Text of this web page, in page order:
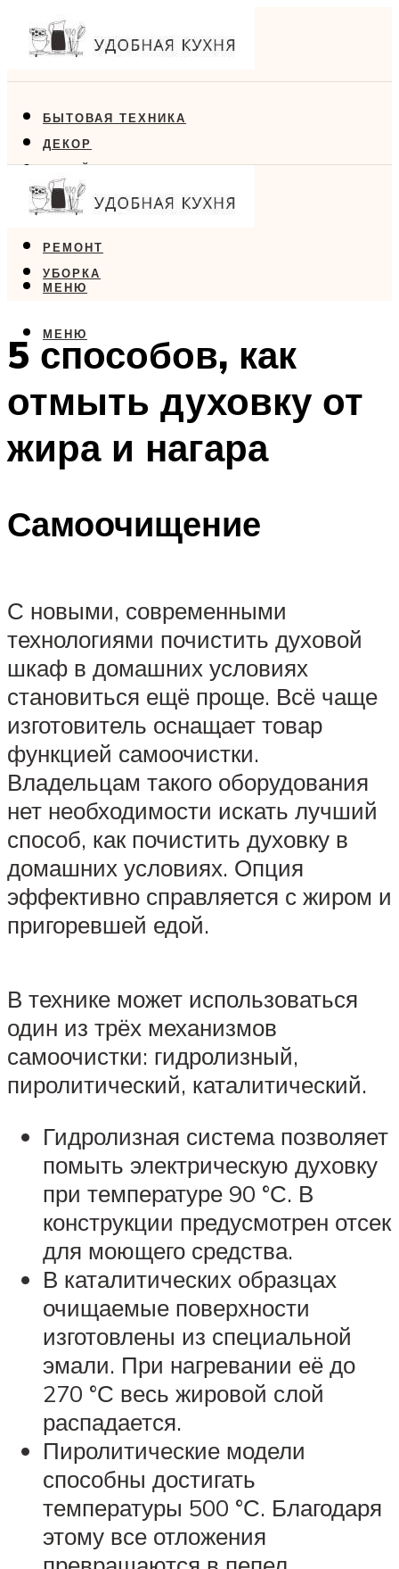
БЫТОВАЯ ТЕХНИКА
ДЕКОР
ДИЗАЙН
ЕДА
РЕМОНТ
УБОРКА
МЕНЮ
МЕНЮ
5 способов, как
отмыть духовку от
жира и нагара
Самоочищение
С новыми, современными
технологиями почистить духовой
шкаф в домашних условиях
становиться ещё проще. Всё чаще
изготовитель оснащает товар
функцией самоочистки.
Владельцам такого оборудования
нет необходимости искать лучший
способ, как почистить духовку в
домашних условиях. Опция
эффективно справляется с жиром и
пригоревшей едой.
В технике может использоваться
один из трёх механизмов
самоочистки: гидролизный,
пиролитический, каталитический.
Гидролизная система позволяет
помыть электрическую духовку
при температуре 90 °С. В
конструкции предусмотрен отсек
для моющего средства.
В каталитических образцах
очищаемые поверхности
изготовлены из специальной
эмали. При нагревании её до
270 °С весь жировой слой
распадается.
Пиролитические модели
способны достигать
температуры 500 °С. Благодаря
этому все отложения